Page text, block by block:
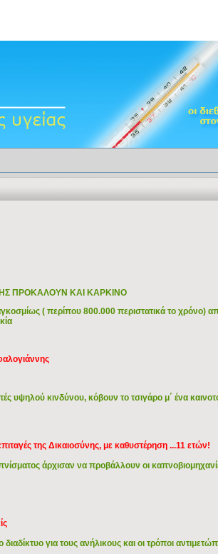
ΠΡΟΚΑΛΟΥΝ ΚΑΙ ΚΑΡΚΙΝΟ
( περίπου 800.000 περιστατικά το χρόνο)
υψηλού κινδύνου, κόβουν το τσιγάρο μ΄ ένα
της Δικαιοσύνης, με καθυστέρηση ...11 ετών!
άρχισαν να προβάλλουν οι
για τους ανήλικους και οι τρόποι